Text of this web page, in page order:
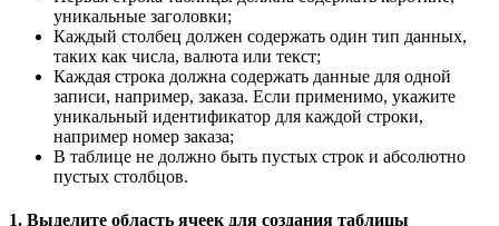
уникальные заголовки;
Каждый столбец должен содержать один тип данных,
таких как числа, валюта или текст;
Каждая строка должна содержать данные для одной
записи, например, заказа. Если применимо, укажите
уникальный идентификатор для каждой строки,
например номер заказа;
В таблице не должно быть пустых строк и абсолютно
пустых столбцов.
1. Выделите область ячеек для создания таблицы